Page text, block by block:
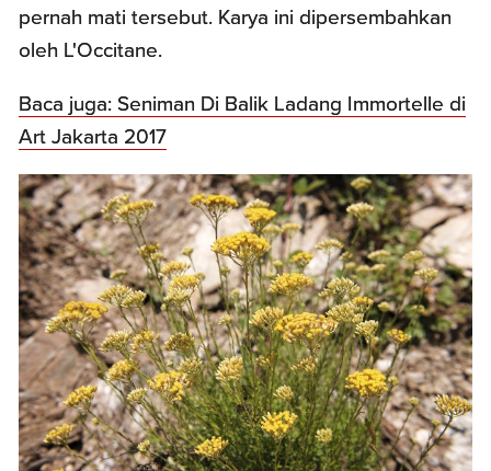
pernah mati tersebut. Karya ini dipersembahkan
oleh L'Occitane.
Baca juga: Seniman Di Balik Ladang Immortelle di
Art Jakarta 2017